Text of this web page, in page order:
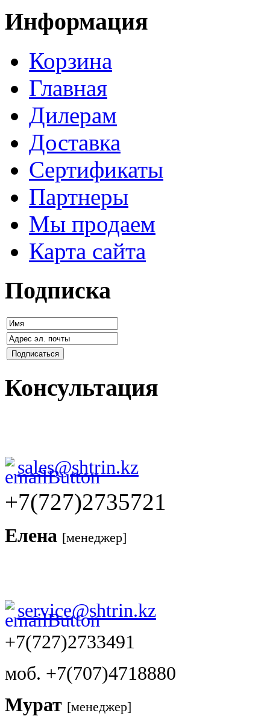
Информация
Корзина
Главная
Дилерам
Доставка
Сертификаты
Партнеры
Мы продаем
Карта сайта
Подписка
Консультация
sales@shtrin.kz
+7(727)2735721
Елена [менеджер]
service@shtrin.kz
+7(727)2733491
моб. +7(707)4718880
Мурат [менеджер]